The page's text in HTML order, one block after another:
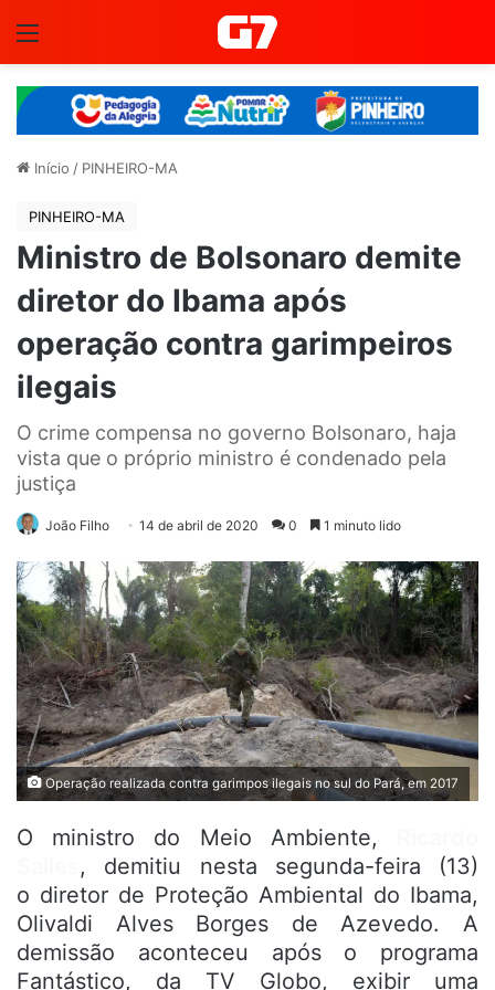
Início / PINHEIRO-MA
PINHEIRO-MA
Ministro de Bolsonaro demite
diretor do Ibama após
operação contra garimpeiros
ilegais
O crime compensa no governo Bolsonaro, haja
vista que o próprio ministro é condenado pela
justiça
João Filho 14 de abril de 2020 0 1 minuto lido
Operação realizada contra garimpos ilegais no sul do Pará, em 2017
O ministro do Meio Ambiente,
, demitiu nesta segunda-feira (13)
o diretor de Proteção Ambiental do Ibama,
Olivaldi Alves Borges de Azevedo. A
demissão aconteceu após o programa
Fantástico, da TV Globo, exibir uma